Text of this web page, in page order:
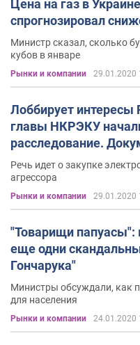
Цена на газ в
спрогнозировал
Министр сказал, сколько
кубов в январе
Рынки и компании 29.01.2020
Лоббирует интересы
главы НКРЭКУ
расследование.
Речь идет о закупке
агрессора
Рынки и компании 29.01.2020
"Товарищи папуасы":
еще одни
Гончарука"
Министры обсуждали, как
для населения
Рынки и компании 24.01.2020